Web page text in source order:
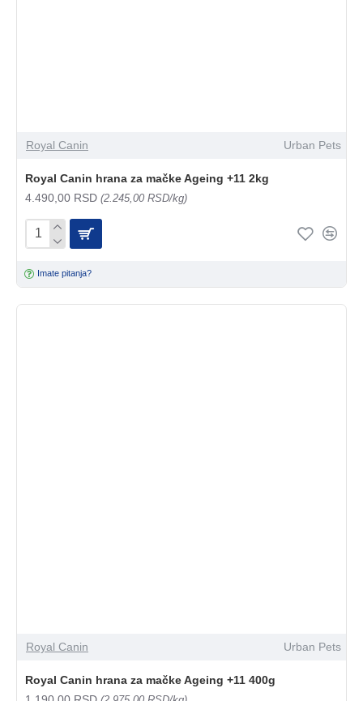
Royal Canin Urban Pets
Royal Canin hrana za mačke Ageing +11 2kg
4.490,00 RSD (2.245,00 RSD/kg)
Imate pitanja?
Royal Canin Urban Pets
Royal Canin hrana za mačke Ageing +11 400g